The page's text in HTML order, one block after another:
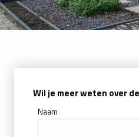
Wil je meer weten over
Naam